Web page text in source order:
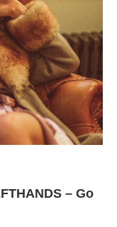
– Go